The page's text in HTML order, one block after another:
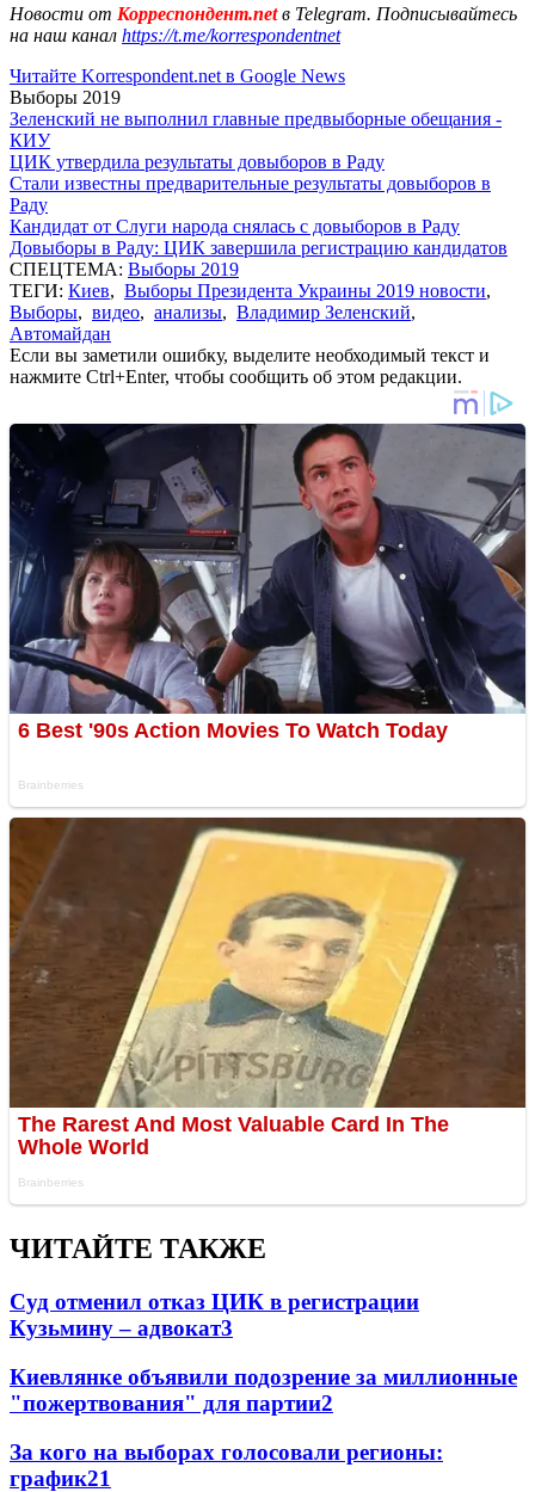
Новости от Корреспондент.netв Telegram. Подписывайтесь
на наш канал https://t.me/korrespondentnet
Читайте Korrespondent.net в Google News
Выборы 2019
Зеленский не выполнил главные предвыборные обещания -
КИУ
ЦИК утвердила результаты довыборов в Раду
Стали известны предварительные результаты довыборов в
Раду
Кандидат от Слуги народа снялась с довыборов в Раду
Довыборы в Раду: ЦИК завершила регистрацию кандидатов
СПЕЦТЕМА: Выборы 2019
ТЕГИ: Киев, Выборы Президента Украины 2019 новости,
Выборы, видео, анализы, Владимир Зеленский,
Автомайдан
Если вы заметили ошибку, выделите необходимый текст и
нажмите Ctrl+Enter, чтобы сообщить об этом редакции.
ЧИТАЙТЕ ТАКЖЕ
Суд отменил отказ ЦИК в регистрации
Кузьмину – адвокат3
Киевлянке объявили подозрение за миллионные
"пожертвования" для партии2
За кого на выборах голосовали регионы:
график21